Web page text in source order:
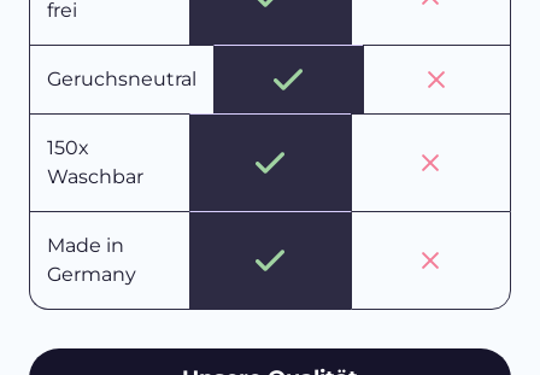
frei
Geruchsneutral
150x
Waschbar
Made in
Germany